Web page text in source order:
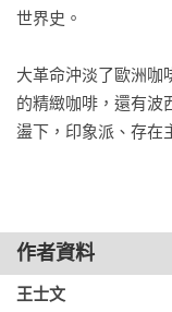
世界史。
大革命沖淡了歐洲咖
的精緻咖啡，還有波
盪下，印象派、存在
生，激盪了全世界
咖啡迷湧入巴黎「
艾。
閱讀此書，您將可以
作者資料
王士文